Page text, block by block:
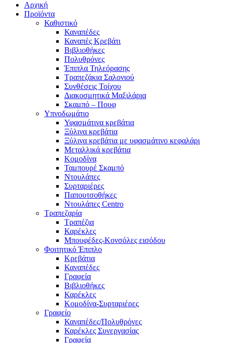
Αρχική
Προϊόντα
Καθιστικό
Καναπέδες
Καναπές Κρεβάτι
Βιβλιοθήκες
Πολυθρόνες
Έπιπλα Τηλεόρασης
Τραπεζάκια Σαλονιού
Συνθέσεις Τοίχου
Διακοσμητικά Μαξιλάρια
Σκαμπό – Πουφ
Υπνοδωμάτιο
Υφασμάτινα κρεβάτια
Ξύλινα κρεβάτια
Ξύλινα κρεβάτια με υφασμάτινο κεφαλάρι
Mεταλλικά κρεβάτια
Κομοδίνα
Ταμπουρέ Σκαμπό
Ντουλάπες
Συρταριέρες
Παπουτσοθήκες
Ντουλάπες Centro
Τραπεζαρία
Τραπέζια
Καρέκλες
Μπουφέδες-Κονσόλες εισόδου
Φοιτητικό Έπιπλο
Κρεβάτια
Καναπέδες
Γραφεία
Βιβλιοθήκες
Καρέκλες
Κομοδίνα-Συρταριέρες
Γραφείο
Καναπέδες/Πολυθρὀνες
Καρέκλες Συνεργασίας
Γραφεία